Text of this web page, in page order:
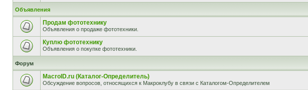
Объявления
Продам фототехнику
Объявления о продаже фототехники.
Куплю фототехнику
Объявления о покупке фототехники.
Форум
MacroID.ru (Каталог-Определитель)
Обсуждение вопросов, относящихся к Макроклубу в связи с Каталогом-Определителем